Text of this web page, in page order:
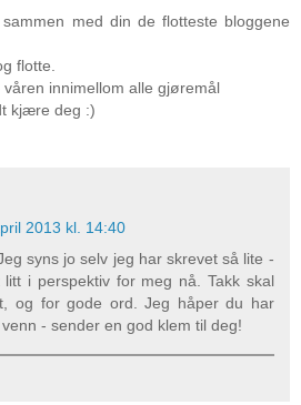
med din de flotteste bloggene
flotte.
våren innimellom alle gjøremål
kjære deg :)
2013 kl. 14:40
syns jo selv jeg har skrevet så lite -
i perspektiv for meg nå. Takk skal
og for gode ord. Jeg håper du har
- sender en god klem til deg!